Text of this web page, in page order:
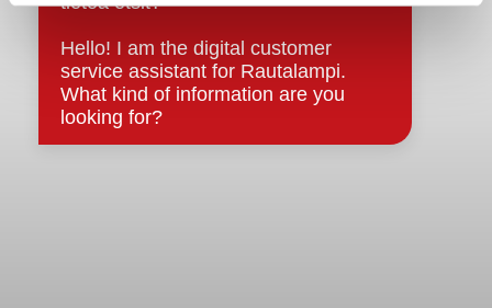
Asiakirjajulkisuuskuvaus
Evästeet
Saavutettavuusseloste
Tietosuoja
Tietosuojaselosteet